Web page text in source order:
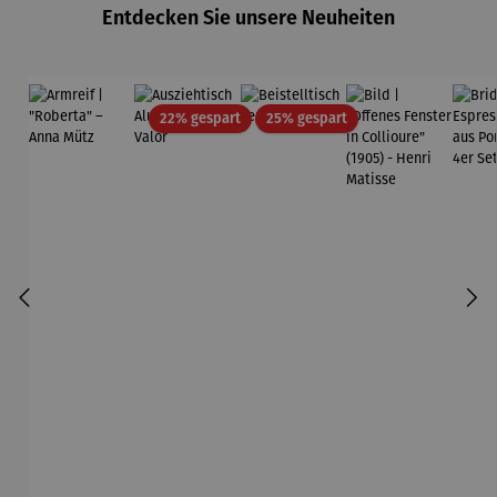
Entdecken Sie unsere Neuheiten
22% gespartRabatt25% gespartRabatt